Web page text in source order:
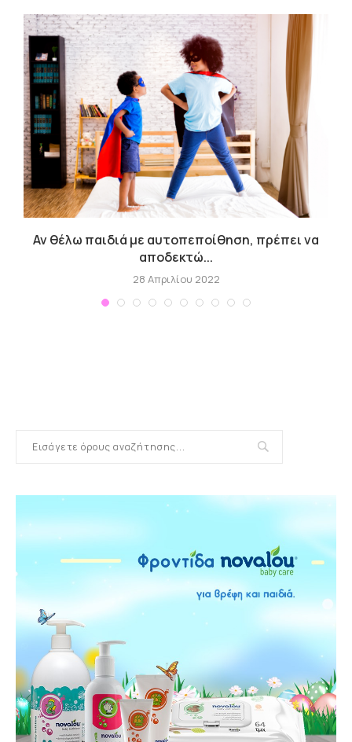
Αν θέλω παιδιά με αυτοπεποίθηση, πρέπει να
αποδεκτώ...
28 Απριλίου 2022